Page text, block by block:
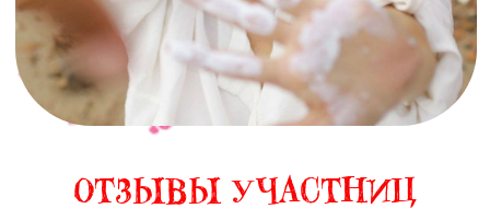
ОТЗЫВЫ УЧАСТНИЦ